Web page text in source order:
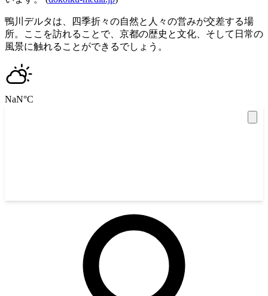
鴨川デルタは、四季折々の自然と人々の営みが交差する場
所。ここを訪れることで、京都の歴史と文化、そして日常の
風景に触れることができるでしょう。
NaN°C